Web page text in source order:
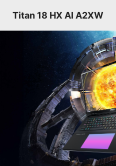
Titan 18 HX AI A2XW